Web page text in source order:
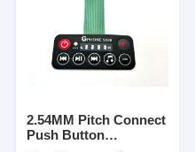
2.54MM Pitch Connect
Push Button